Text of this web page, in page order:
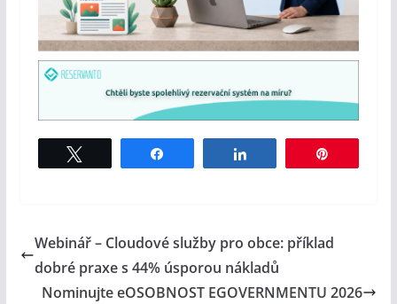
Webinář – Cloudové služby pro obce: příklad
dobré praxe s 44% úsporou nákladů
Nominujte eOSOBNOST EGOVERNMENTU 2026